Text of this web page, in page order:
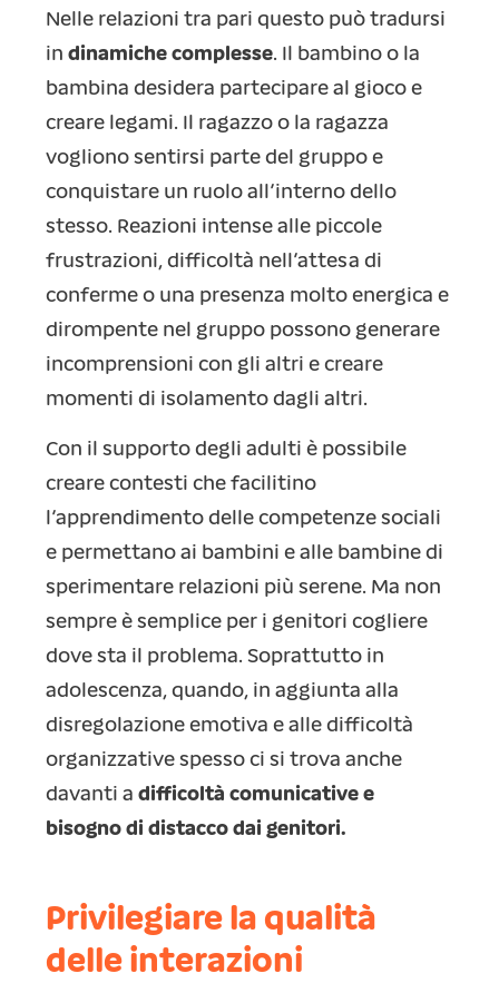
Nelle relazioni tra pari questo può tradursi
in dinamiche complesse. Il bambino o la
bambina desidera partecipare al gioco e
creare legami. Il ragazzo o la ragazza
vogliono sentirsi parte del gruppo e
conquistare un ruolo all’interno dello
stesso. Reazioni intense alle piccole
frustrazioni, difficoltà nell’attesa di
conferme o una presenza molto energica e
dirompente nel gruppo possono generare
incomprensioni con gli altri e creare
momenti di isolamento dagli altri.
Con il supporto degli adulti è possibile
creare contesti che facilitino
l’apprendimento delle competenze sociali
e permettano ai bambini e alle bambine di
sperimentare relazioni più serene. Ma non
sempre è semplice per i genitori cogliere
dove sta il problema. Soprattutto in
adolescenza, quando, in aggiunta alla
disregolazione emotiva e alle difficoltà
organizzative spesso ci si trova anche
davanti a difficoltà comunicative e
bisogno di distacco dai genitori.
Privilegiare la qualità
delle interazioni